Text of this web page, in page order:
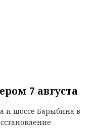
7 августа
и шоссе Барыбина в